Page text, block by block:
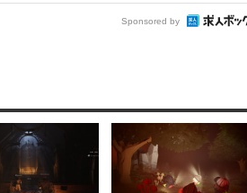
Sponsored by